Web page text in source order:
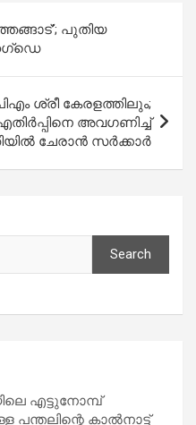
പുതിയ
ശ്രീ കേരളത്തിലും;
അവഗണിച്ച്
ചേരാന്‍ സര്‍ക്കാര്‍
Search
എട്ടുനോമ്പ്
കാൽനാട്ട്